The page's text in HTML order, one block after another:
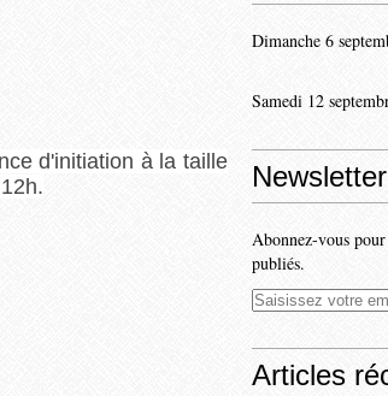
d'initiation à la taille
Dimanche 6
Samedi 12
Newsletter
Abonnez-vous
publiés.
Articles